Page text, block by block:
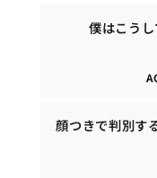
僕はこう
顔つきで判別す